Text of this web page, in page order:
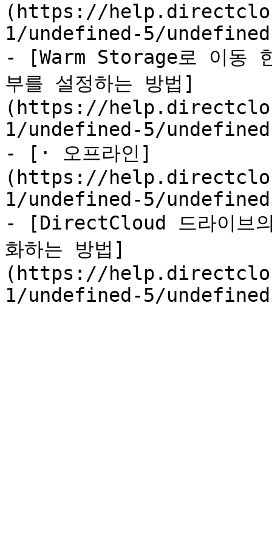
(https://
1/undefined-5/
- [Warm Storage로 이동
부를 설정하는 방법]
(https://
1/undefined-5/
- [· 오프라인]
(https://
1/undefined-5/
- [DirectCloud 드라이브의
화하는 방법]
(https://